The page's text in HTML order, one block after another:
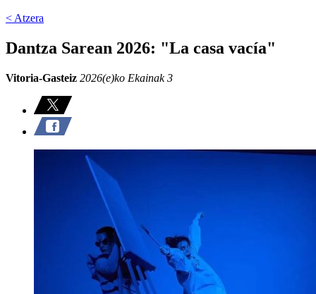
< Atzera
Dantza Sarean 2026: "La casa vacía"
Vitoria-Gasteiz 2026(e)ko Ekainak 3